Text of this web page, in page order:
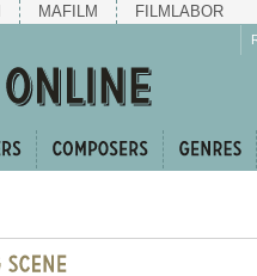
MAFILM FILMLABOR